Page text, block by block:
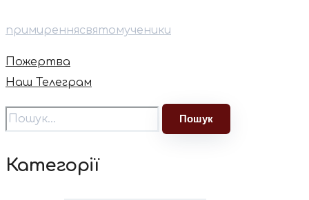
примиреннясвятомученики
Пожертва
Наш Телеграм
Категорії